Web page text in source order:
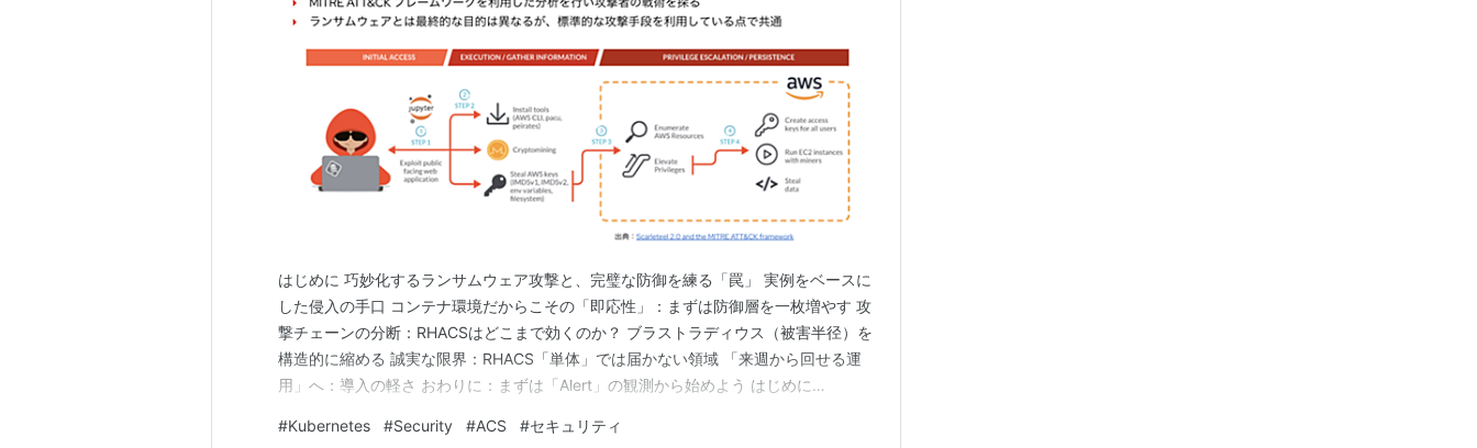
はじめに 巧妙化するランサムウェア攻撃と、完璧な防御を練る「罠」 実例をベースに
した侵入の手口 コンテナ環境だからこその「即応性」：まずは防御層を一枚増やす 攻
撃チェーンの分断：RHACSはどこまで効くのか？ ブラストラディウス（被害半径）を
構造的に縮める 誠実な限界：RHACS「単体」では届かない領域 「来週から回せる運
用」へ：導入の軽さ おわりに：まずは「Alert」の観測から始めよう はじめに
な壁があります。それは、「完璧なセキュリティアーキテクチャを描こうとするあま
#Kubernetes #Security #ACS #セキュリティ